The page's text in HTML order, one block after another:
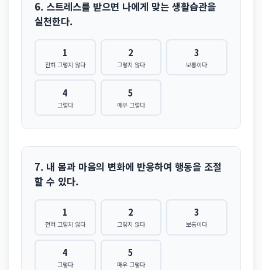
6. 스트레스를 받으면 나에게 맞는 생활습관을
실천한다.
1
전혀 그렇지 않다
2
그렇지 않다
3
보통이다
4
그렇다
5
매우 그렇다
7. 내 몸과 마음의 변화에 반응하여 행동을 조절
할 수 있다.
1
전혀 그렇지 않다
2
그렇지 않다
3
보통이다
4
그렇다
5
매우 그렇다